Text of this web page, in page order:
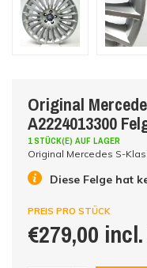
Original
A2224013300
1 STÜCK(E) AUF LAGER
Original Mercedes S-
Diese Felge hat
PREIS PRO STÜCK
€279,00